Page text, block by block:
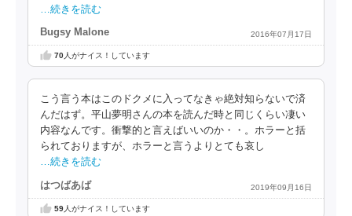
…続きを読む
Bugsy Malone 2016年07月17日
70人がナイス！しています
こう言う本はこのドクメに入ってなきゃ絶対知らないで済
んだはず。平山夢明さんの本を読んだ時と同じくらい凄い
内容なんです。衝撃的と言えばいいのか・・。ホラーと括
られておりますが、ホラーと言うよりとても哀し
…続きを読む
はつばあば 2019年09月16日
59人がナイス！しています